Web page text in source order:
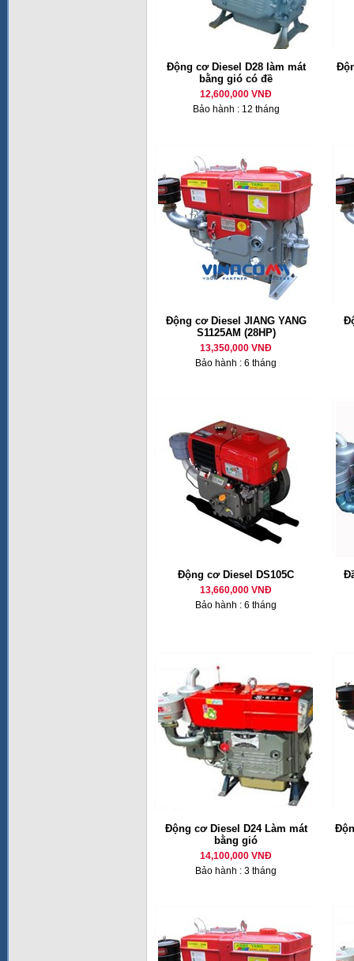
Động cơ Diesel D28 làm mát
bằng gió có đề
12,600,000 VNĐ
Bảo hành : 12 tháng
Động cơ Diesel JIANG YANG
S1125AM (28HP)
13,350,000 VNĐ
Bảo hành : 6 tháng
Động cơ Diesel DS105C
13,660,000 VNĐ
Bảo hành : 6 tháng
Động cơ Diesel D24 Làm mát
bằng gió
14,100,000 VNĐ
Bảo hành : 3 tháng